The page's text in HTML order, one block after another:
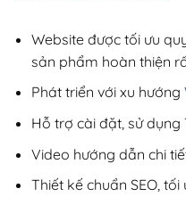
Website được tối ưu
sản phẩm hoàn thiện
Phát triển với xu hướng
Hỗ trợ cài đặt, sử
Video hướng dẫn chi
Thiết kế chuẩn SEO,